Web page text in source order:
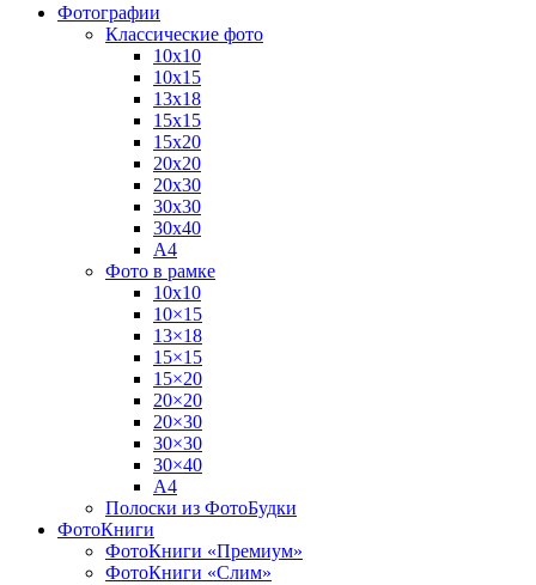
Фотографии
Классические фото
10х10
10х15
13х18
15х15
15х20
20х20
20х30
30х30
30х40
А4
Фото в рамке
10х10
10×15
13×18
15×15
15×20
20×20
20×30
30×30
30×40
A4
Полоски из ФотоБудки
ФотоКниги
ФотоКниги «Премиум»
ФотоКниги «Слим»